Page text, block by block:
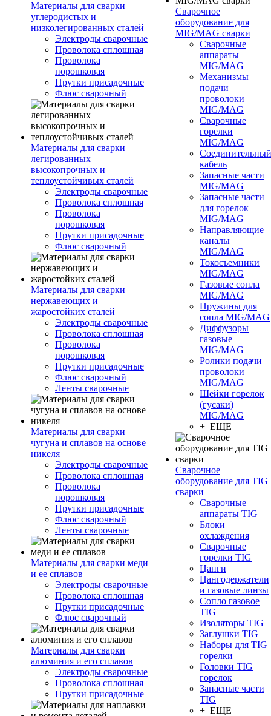
Материалы для сварки
углеродистых и
низколегированных сталей
Электроды сварочные
Проволока сплошная
Проволока
порошковая
Прутки присадочные
Флюс сварочный
Материалы для сварки
легированных
высокопрочных и
теплоустойчивых сталей
Электроды сварочные
Проволока сплошная
Проволока
порошковая
Прутки присадочные
Флюс сварочный
Материалы для сварки
нержавеющих и
жаростойких сталей
Электроды сварочные
Проволока сплошная
Проволока
порошковая
Прутки присадочные
Флюс сварочный
Ленты сварочные
Материалы для сварки
чугуна и сплавов на основе
никеля
Электроды сварочные
Проволока сплошная
Проволока
порошковая
Прутки присадочные
Флюс сварочный
Ленты сварочные
Материалы для сварки меди
и ее сплавов
Электроды сварочные
Проволока сплошная
Прутки присадочные
Флюс сварочный
Материалы для сварки
алюминия и его сплавов
Электроды сварочные
Проволока сплошная
Прутки присадочные
Сварочное
оборудование для
MIG/MAG сварки
Сварочные
аппараты
MIG/MAG
Механизмы
подачи
проволоки
MIG/MAG
Сварочные
горелки
MIG/MAG
Соединительный
кабель
Запасные части
MIG/MAG
Запасные части
для горелок
MIG/MAG
Направляющие
каналы
MIG/MAG
Токосъемники
MIG/MAG
Газовые сопла
MIG/MAG
Пружины для
сопла MIG/MAG
Диффузоры
газовые
MIG/MAG
Ролики подачи
проволоки
MIG/MAG
Шейки горелок
(гусаки)
MIG/MAG
+ ЕЩЕ
Сварочное
оборудование для TIG
сварки
Сварочные
аппараты TIG
Блоки
охлаждения
Сварочные
горелки TIG
Цанги
Цангодержатели
и газовые линзы
Сопло газовое
TIG
Изоляторы TIG
Заглушки TIG
Наборы для TIG
горелки
Головки TIG
горелок
Запасные части
TIG
+ ЕЩЕ